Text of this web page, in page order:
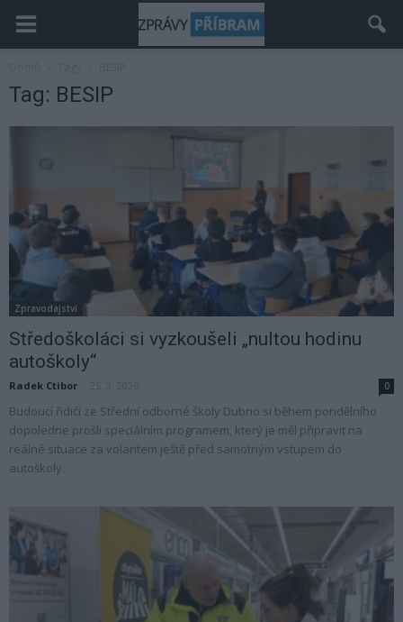
Tag: BESIP
Zpravodajství
Středoškoláci si vyzkoušeli „nultou hodinu
autoškoly“
Radek Ctibor 0
Budoucí řidiči ze Střední odborné školy Dubno si během pondělního
dopoledne prošli speciálním programem, který je měl připravit na
reálné situace za volantem ještě před samotným vstupem do
autoškoly.